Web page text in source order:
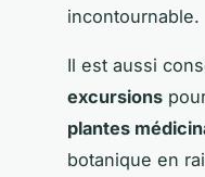
incontournable.
Il est aussi
excursions
plantes
botanique en